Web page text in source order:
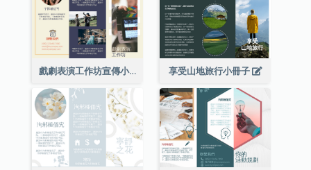
戲劇表演工作坊宣傳小冊子 享受山地旅行小冊子